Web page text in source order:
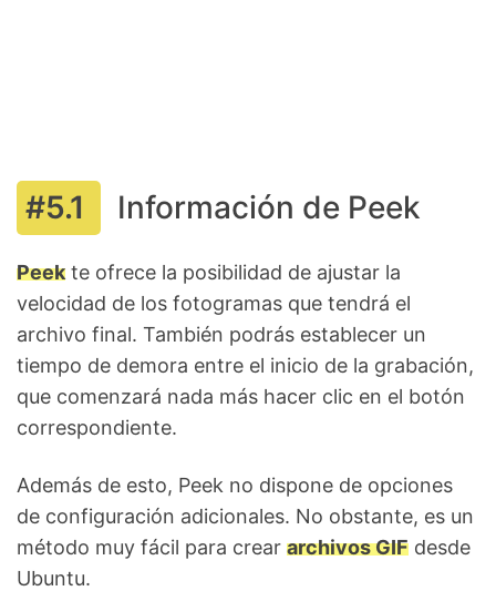
Información de Peek
Peek te ofrece la posibilidad de ajustar la
velocidad de los fotogramas que tendrá el
archivo final. También podrás establecer un
tiempo de demora entre el inicio de la grabación,
que comenzará nada más hacer clic en el botón
correspondiente.
Además de esto, Peek no dispone de opciones
de configuración adicionales. No obstante, es un
método muy fácil para crear archivos GIF desde
Ubuntu.